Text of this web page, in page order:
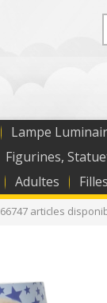
Lampe
Figurines,
Adultes Filles
66747 articles